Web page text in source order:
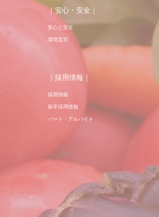
｜安心・安全｜
安心と安全
環境宣言
｜採用情報｜
採用情報
新卒採用情報
パート・アルバイト